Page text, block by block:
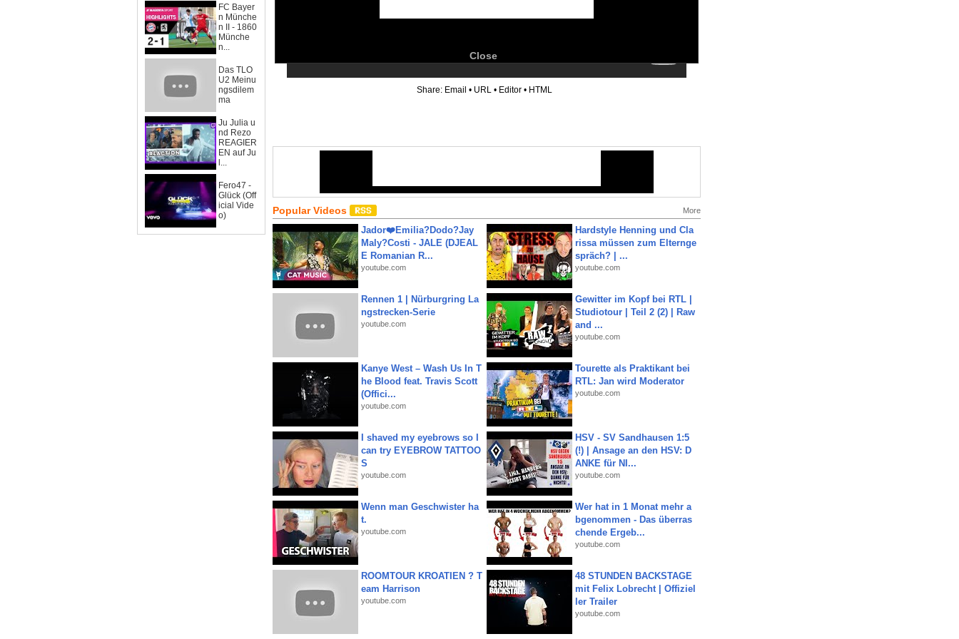
FC Bayer
n Münche
n II - 1860
Münche
n...
Das TLO
U2 Meinu
ngsdilem
ma
Ju Julia u
nd Rezo
REAGIER
EN auf Ju
l...
Fero47 -
Glück (Off
icial Vide
o)
Close
Share: Email • URL • Editor • HTML
Popular Videos More
Jador❤️Emilia?Dodo?Jay
Maly?Costi - JALE (DJEAL
E Romanian R...
youtube.com
Hardstyle Henning und Cla
rissa müssen zum Elternge
spräch? | ...
youtube.com
Rennen 1 | Nürburgring La
ngstrecken-Serie
youtube.com
Gewitter im Kopf bei RTL |
Studiotour | Teil 2 (2) | Raw
and ...
youtube.com
Kanye West – Wash Us In T
he Blood feat. Travis Scott
(Offici...
youtube.com
Tourette als Praktikant bei
RTL: Jan wird Moderator
youtube.com
I shaved my eyebrows so I
can try EYEBROW TATTOO
S
youtube.com
HSV - SV Sandhausen 1:5
(!) | Ansage an den HSV: D
ANKE für NI...
youtube.com
Wenn man Geschwister ha
t.
youtube.com
Wer hat in 1 Monat mehr a
bgenommen - Das überras
chende Ergeb...
youtube.com
ROOMTOUR KROATIEN ? T
eam Harrison
youtube.com
48 STUNDEN BACKSTAGE
mit Felix Lobrecht | Offiziel
ler Trailer
youtube.com